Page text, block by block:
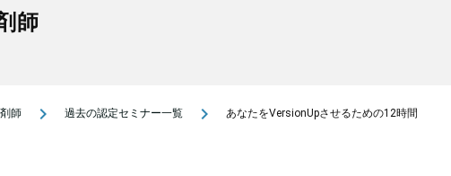
師
師 navigate_next 過去の認定セミナー一覧 navigate_next あなたをVersionUpさせるための12時間